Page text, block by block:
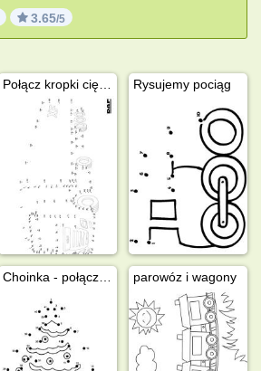
3.65/5
Rysujemy pociąg
parowóz i wagony